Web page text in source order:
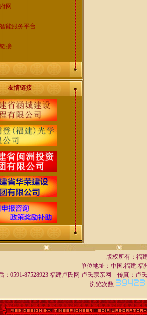
网
能服务平台
接
友情链接
版权所有：福
单位地址：中国.福建.福
：0591-87528923 福建卢氏网 卢氏宗亲网 传真：卢
浏览次数